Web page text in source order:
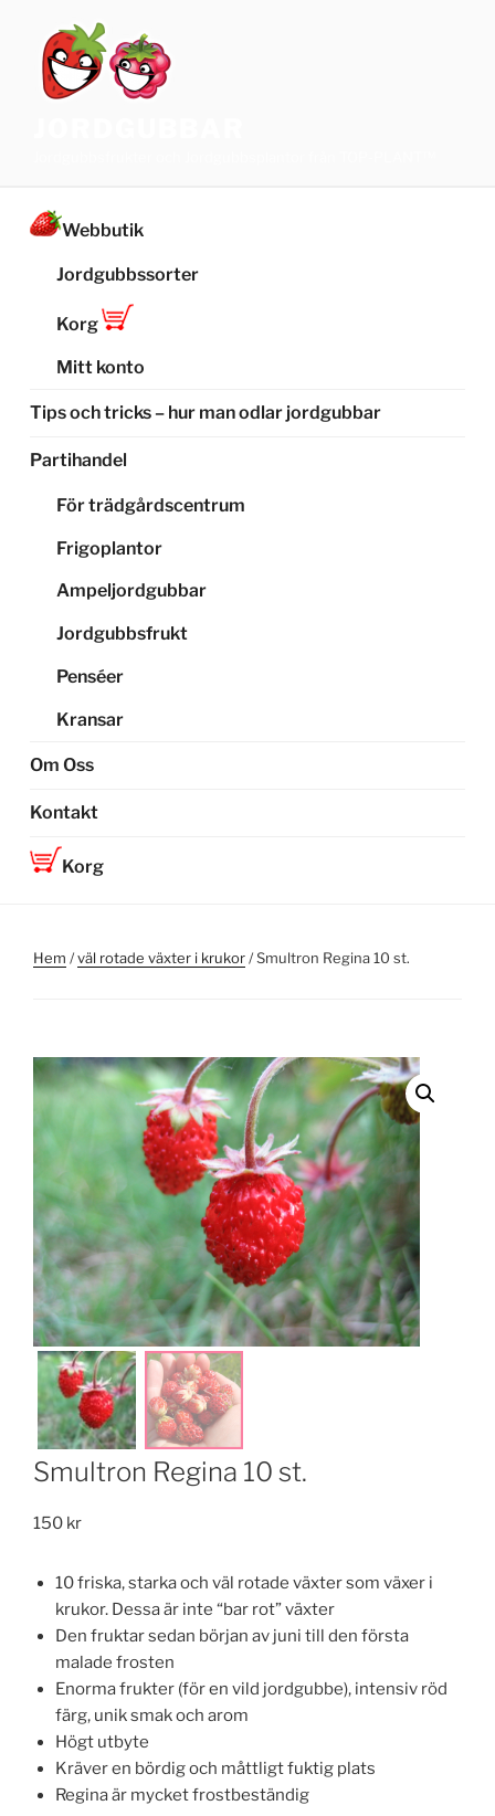
innehåll
Webbutik
Jordgubbssorter
Korg
Mitt konto
Tips och tricks – hur man odlar jordgubbar
Partihandel
För trädgårdscentrum
Frigoplantor
Ampeljordgubbar
Jordgubbsfrukt
Penséer
Kransar
Om Oss
Kontakt
Korg
Hem /väl rotade växter i krukor/ Smultron Regina 10 st.
Smultron Regina 10 st.
150 kr
10 friska, starka och väl rotade växter som växer i
krukor. Dessa är inte “bar rot” växter
Den fruktar sedan början av juni till den första
malade frosten
Enorma frukter (för en vild jordgubbe), intensiv röd
färg, unik smak och arom
Högt utbyte
Kräver en bördig och måttligt fuktig plats
Regina är mycket frostbeständig